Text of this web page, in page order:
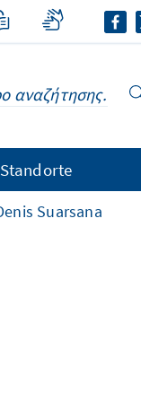
Standorte
Suarsana